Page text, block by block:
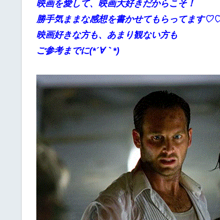
映画を愛して、映画大好きだからこそ！
勝手気ままな感想を書かせてもらってます
映画好きな方も、あまり観ない方も
ご参考までに(*´∀｀*)